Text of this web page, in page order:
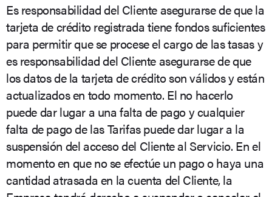
Es responsabilidad del Cliente asegurarse de que la
tarjeta de crédito registrada tiene fondos suficientes
para permitir que se procese el cargo de las tasas y
es responsabilidad del Cliente asegurarse de que
los datos de la tarjeta de crédito son válidos y están
actualizados en todo momento. El no hacerlo
puede dar lugar a una falta de pago y cualquier
falta de pago de las Tarifas puede dar lugar a la
suspensión del acceso del Cliente al Servicio. En el
momento en que no se efectúe un pago o haya una
cantidad atrasada en la cuenta del Cliente, la